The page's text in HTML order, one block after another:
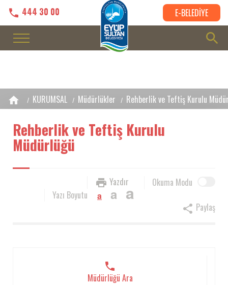
444 30 00 E-BELEDİYE
KURUMSAL Müdürlükler Rehberlik ve Teftiş Kurulu
Rehberlik ve Teftiş Kurulu
Müdürlüğü
Okuma Modu
Yazdır
Yazı Boyutu
a a a
Paylaş
Müdürlüğü Ara